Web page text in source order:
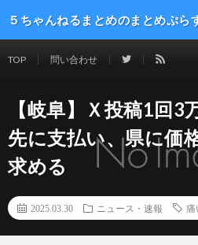
５ちゃんねるまとめのまとめぷら
TOP 問い合わせ
【岐阜】Ｘ投稿1回
先に支払い、県に価
求める
2025.03.30 ニュース・速報 痛